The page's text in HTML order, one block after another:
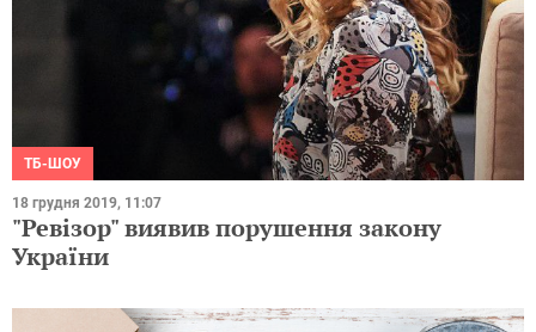
ТБ-ШОУ
18 грудня 2019, 11:07
"Ревізор" виявив порушення закону
України